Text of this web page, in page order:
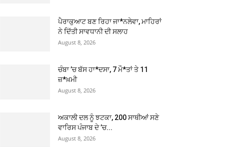
ਪੈਰਾਕੁਆਟ ਬਣ ਰਿਹਾ ਜਾ*ਨਲੇਵਾ, ਮਾਹਿਰਾਂ
ਨੇ ਦਿੱਤੀ ਸਾਵਧਾਨੀ ਦੀ ਸਲਾਹ
August 8, 2026
ਚੰਬਾ ’ਚ ਬੱਸ ਹਾ*ਦਸਾ, 7 ਮੌ*ਤਾਂ ਤੇ 11
ਜ਼*ਖ਼ਮੀ
August 8, 2026
ਅਕਾਲੀ ਦਲ ਨੂੰ ਝਟਕਾ, 200 ਸਾਥੀਆਂ ਸਣੇ
ਵਾਰਿਸ ਪੰਜਾਬ ਦੇ ’ਚ...
August 8, 2026